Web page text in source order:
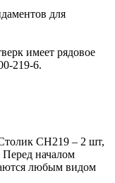
для
имеет рядовое
219-6.
СН219 – 2 шт,
началом
любым видом